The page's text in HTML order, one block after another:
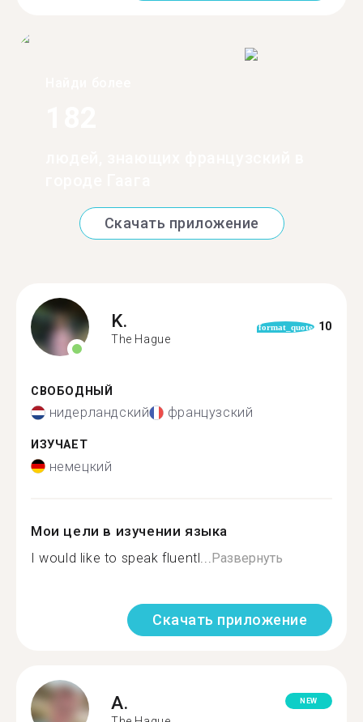
Скачать приложение
K.
The Hague
format_quote 10
СВОБОДНЫЙ
нидерландский французский
ИЗУЧАЕТ
немецкий
Мои цели в изучении языка
I would like to speak fluentl... Развернуть
Скачать приложение
A. NEW